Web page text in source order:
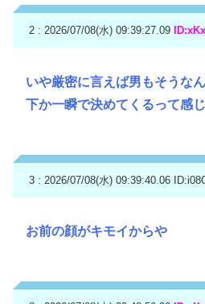
2 : 2026/07/08(水) 09:39:27.09
いや厳密に言えば男もそうな
下か一瞬で決めてくるって感
3 : 2026/07/08(水) 09:39:40.06
お前の顔がキモイからや